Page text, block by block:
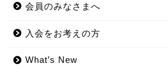
会員のみなさまへ
入会をお考えの方
What’s New